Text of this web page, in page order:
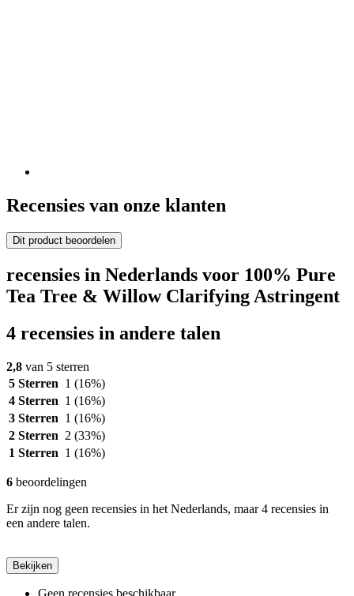
Recensies van onze klanten
Dit product beoordelen
recensies in Nederlands voor 100% Pure
Tea Tree & Willow Clarifying Astringent
4 recensies in andere talen
2,8 van 5 sterren
5 Sterren 1 (16%)
4 Sterren 1 (16%)
3 Sterren 1 (16%)
2 Sterren 2 (33%)
1 Sterren 1 (16%)
6 beoordelingen
Er zijn nog geen recensies in het Nederlands, maar 4 recensies in
een andere talen.
Bekijken
Geen recensies beschikbaar